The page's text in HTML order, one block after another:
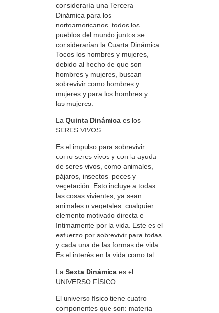
consideraría una Tercera
Dinámica para los
norteamericanos, todos los
pueblos del mundo juntos se
considerarían la Cuarta Dinámica.
Todos los hombres y mujeres,
debido al hecho de que son
hombres y mujeres, buscan
sobrevivir como hombres y
mujeres y para los hombres y
las mujeres.
La Quinta Dinámica es los
SERES VIVOS.
Es el impulso para sobrevivir
como seres vivos y con la ayuda
de seres vivos, como animales,
pájaros, insectos, peces y
vegetación. Esto incluye a todas
las cosas vivientes, ya sean
animales o vegetales: cualquier
elemento motivado directa e
íntimamente por la vida. Este es el
esfuerzo por sobrevivir para todas
y cada una de las formas de vida.
Es el interés en la vida como tal.
La Sexta Dinámica es el
UNIVERSO FÍSICO.
El universo físico tiene cuatro
componentes que son: materia,